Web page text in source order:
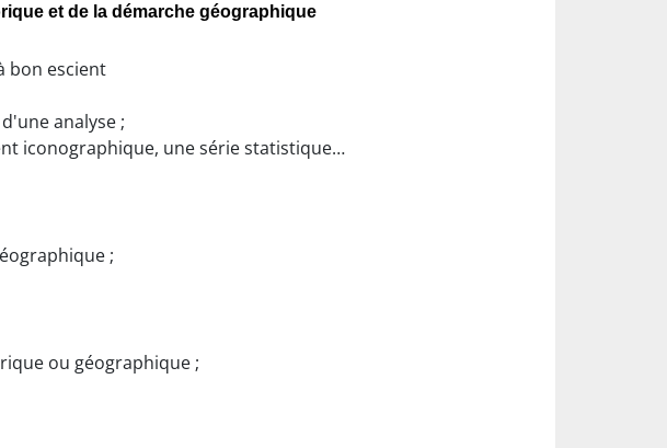
et de la démarche géographique
bon escient
analyse ;
iconographique, une série statistique…
;
ou géographique ;